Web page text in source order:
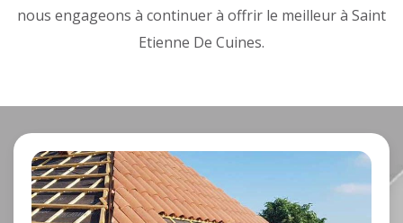
nous engageons à continuer à offrir le meilleur à Saint
Etienne De Cuines.